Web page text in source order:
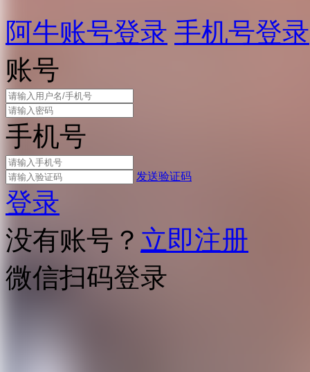
阿牛账号登录 手机号登录
账号
手机号
发送验证码
登录
没有账号？ 立即注册
微信扫码登录